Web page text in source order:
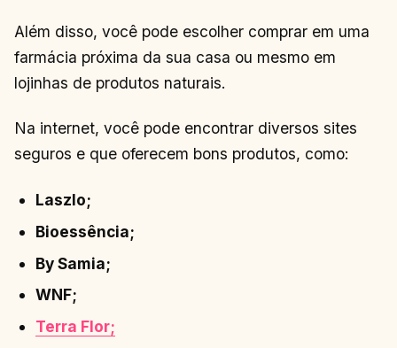
Além disso, você pode escolher comprar em uma
farmácia próxima da sua casa ou mesmo em
lojinhas de produtos naturais.
Na internet, você pode encontrar diversos sites
seguros e que oferecem bons produtos, como:
Laszlo;
Bioessência;
By Samia;
WNF;
Terra Flor;